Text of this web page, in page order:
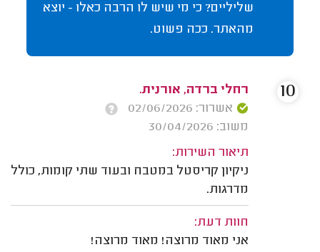
שליליים? כי מי שיש לו הרבה כאלו - יוצא
מהאתר. ככה פשוט.
רחלי ברדה, אורנית.
אשרור: 02/06/2026
משוב: 30/04/2026
תיאור השירות:
ניקיון קריסטל במטבח ובעוד שתי קומות, כולל
מדרגות.
חוות דעת:
אני מאוד מרוצה! מאוד מרוצה!
10